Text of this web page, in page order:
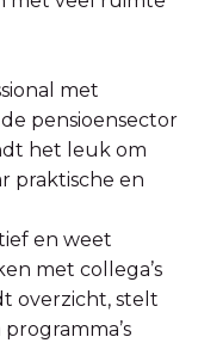
met
pensioensector
het leuk om
praktische en
en weet
met collega’s
overzicht, stelt